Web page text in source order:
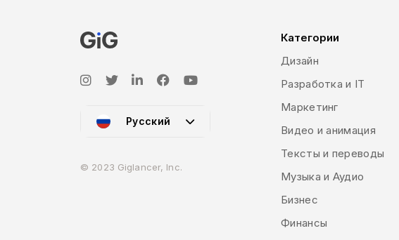
Русский
© 2023 Giglancer, Inc.
Категории
Дизайн
Разработка и IT
Маркетинг
Видео и анимация
Тексты и переводы
Музыка и Аудио
Бизнес
Финансы